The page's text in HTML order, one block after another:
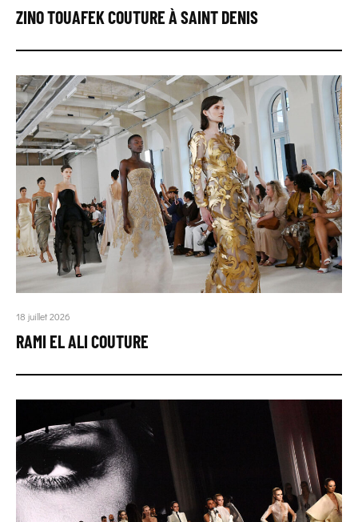
ZINO TOUAFEK COUTURE À SAINT DENIS
18 juillet 2026
RAMI EL ALI COUTURE